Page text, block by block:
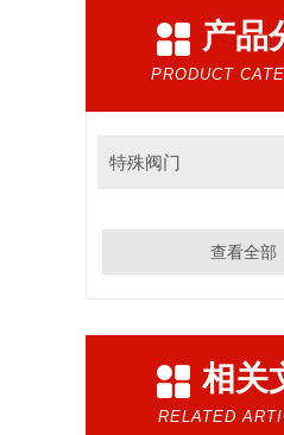
产品
PRODUCT
特殊阀门
查看全部
相关
RELATED